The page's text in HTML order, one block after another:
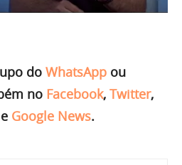
do WhatsApp ou
no Facebook, Twitter,
e Google News.